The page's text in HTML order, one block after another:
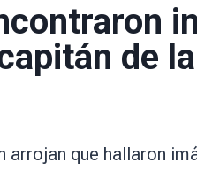
de
arrojan que hallaron